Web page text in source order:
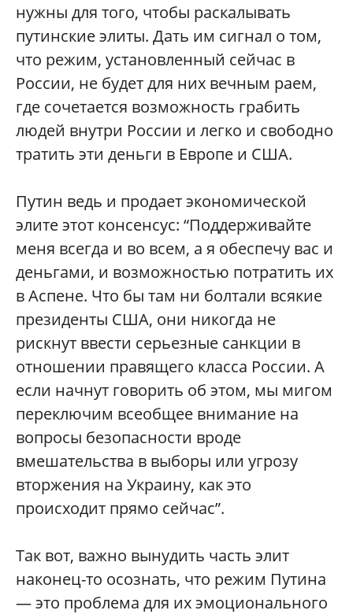
нужны для того, чтобы раскалывать
путинские элиты. Дать им сигнал о том,
что режим, установленный сейчас в
России, не будет для них вечным раем,
где сочетается возможность грабить
людей внутри России и легко и свободно
тратить эти деньги в Европе и США.
Путин ведь и продает экономической
элите этот консенсус: “Поддерживайте
меня всегда и во всем, а я обеспечу вас и
деньгами, и возможностью потратить их
в Аспене. Что бы там ни болтали всякие
президенты США, они никогда не
рискнут ввести серьезные санкции в
отношении правящего класса России. А
если начнут говорить об этом, мы мигом
переключим всеобщее внимание на
вопросы безопасности вроде
вмешательства в выборы или угрозу
вторжения на Украину, как это
происходит прямо сейчас”.
Так вот, важно вынудить часть элит
наконец-то осознать, что режим Путина
— это проблема для их эмоционального